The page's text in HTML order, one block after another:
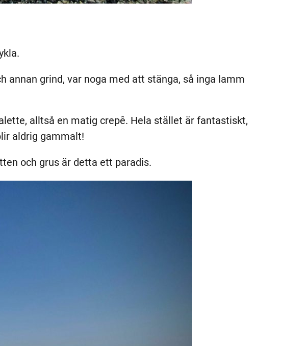
annan grind, var noga med att stänga, så inga lamm
alltså en matig crepê. Hela stället är fantastiskt,
aldrig gammalt!
och grus är detta ett paradis.